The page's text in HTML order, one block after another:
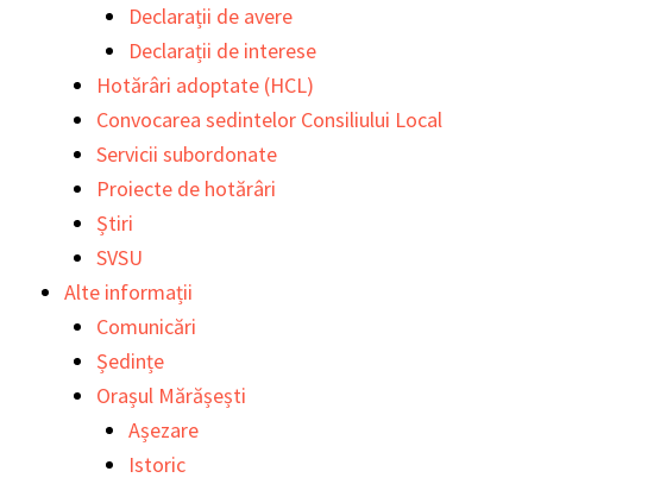
Declarații de avere
Declarații de interese
Hotărâri adoptate (HCL)
Convocarea sedintelor Consiliului Local
Servicii subordonate
Proiecte de hotărâri
Știri
SVSU
Alte informații
Comunicări
Ședințe
Orașul Mărășești
Așezare
Istoric